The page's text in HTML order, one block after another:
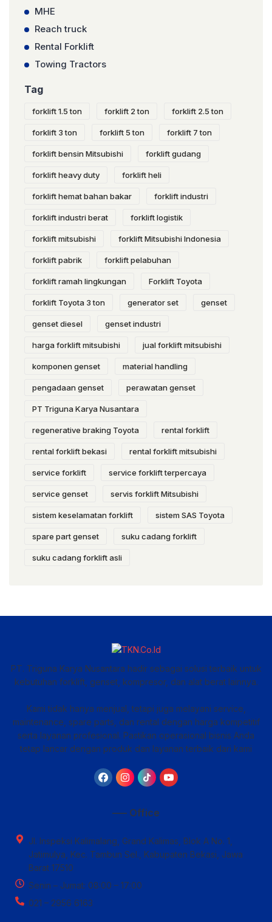
MHE
Reach truck
Rental Forklift
Towing Tractors
Tag
forklift 1.5 ton forklift 2 ton forklift 2.5 ton
forklift 3 ton forklift 5 ton forklift 7 ton
forklift bensin Mitsubishi forklift gudang
forklift heavy duty forklift heli
forklift hemat bahan bakar forklift industri
forklift industri berat forklift logistik
forklift mitsubishi forklift Mitsubishi Indonesia
forklift pabrik forklift pelabuhan
forklift ramah lingkungan Forklift Toyota
forklift Toyota 3 ton generator set genset
genset diesel genset industri
harga forklift mitsubishi jual forklift mitsubishi
komponen genset material handling
pengadaan genset perawatan genset
PT Triguna Karya Nusantara
regenerative braking Toyota rental forklift
rental forklift bekasi rental forklift mitsubishi
service forklift service forklift terpercaya
service genset servis forklift Mitsubishi
sistem keselamatan forklift sistem SAS Toyota
spare part genset suku cadang forklift
suku cadang forklift asli
PT. Triguna Karya Nusantara hadir sebagai solusi terbaik untuk
kebutuhan forklift, genset, kompresor, dan alat berat lainnya.
Kami tidak hanya menjual, tetapi juga melayani service,
maintenance, spare parts, dan rental dengan harga kompetitif
serta layanan profesional. Pastikan operasional bisnis Anda
tetap lancar dengan produk dan layanan terbaik dari kami
—– Office
Jl. Inspeksi Kalimalang, Grand Kalimas, Blok A No. 1,
Jatimulya, Kec. Tambun Sel., Kabupaten Bekasi, Jawa
Barat 17510
Senin – Jumat: 08:00 – 17:00
021 – 2956 6163